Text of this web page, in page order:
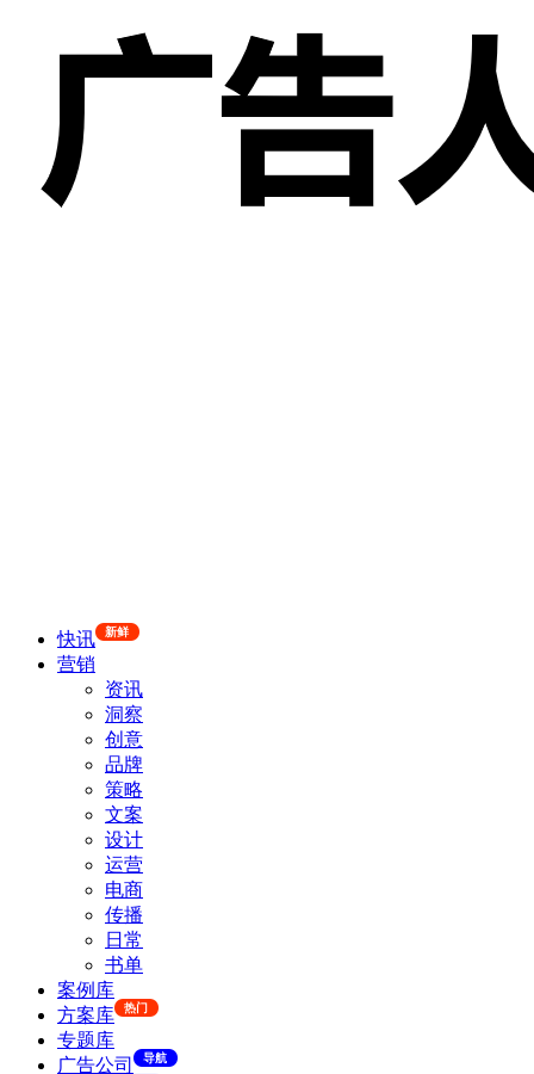
快讯 新鲜
营销
资讯
洞察
创意
品牌
策略
文案
设计
运营
电商
传播
日常
书单
案例库
方案库
热门
专题库
广告公司
导航